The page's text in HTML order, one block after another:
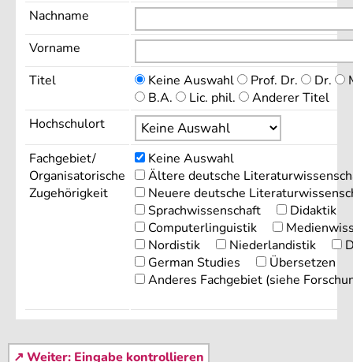
Nachname
Vorname
Titel
Keine Auswahl Prof. Dr. Dr.
B.A.
Lic. phil.
Anderer Titel
Hochschulort
Fachgebiet/
Organisatorische
Zugehörigkeit
Keine Auswahl
Ältere deutsche
Neuere deutsche
Sprachwissenschaft
Didaktik
Computerlinguistik
Nordistik
Niederlandistik
German Studies
Übersetzen
Anderes Fachgebiet (siehe